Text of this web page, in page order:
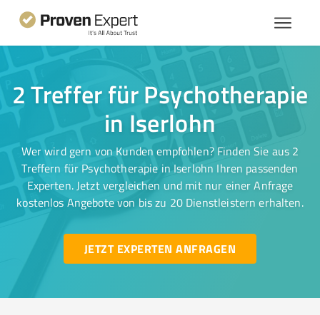
2 Treffer für Psychotherapie
in Iserlohn
Wer wird gern von Kunden empfohlen? Finden Sie aus 2
Treffern für Psychotherapie in Iserlohn Ihren passenden
Experten. Jetzt vergleichen und mit nur einer Anfrage
kostenlos Angebote von bis zu 20 Dienstleistern erhalten.
JETZT EXPERTEN ANFRAGEN